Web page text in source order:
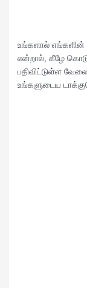
உங்களால் எங்களின்
என்றால், கீழே
பதிவிட்டுள்ள
உங்களுடைய